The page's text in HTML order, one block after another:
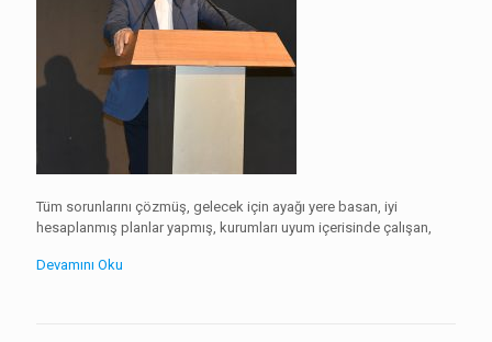
Tüm sorunlarını çözmüş, gelecek için ayağı yere basan, iyi
hesaplanmış planlar yapmış, kurumları uyum içerisinde çalışan,
Devamını Oku